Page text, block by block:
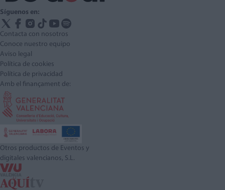
Síguenos en:
Contacta con nosotros
Conoce nuestro equipo
Aviso legal
Política de cookies
Política de privacidad
Amb el finançament de:
Otros productos de Eventos y
digitales valencianos, S.L.